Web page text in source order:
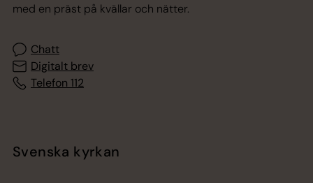
med en präst på kvällar och nätter.
Chatt
Digitalt brev
Telefon 112
Svenska kyrkan